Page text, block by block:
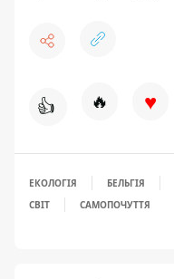
👍 🔥 ♥
ЕКОЛОГІЯ БЕЛЬГІЯ
СВІТ
САМОПОЧУТТЯ